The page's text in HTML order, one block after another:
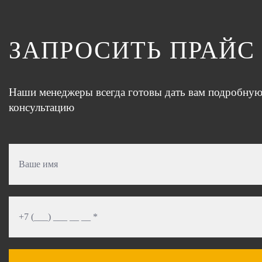
ЗАПРОСИТЬ ПРАЙС
Наши менеджеры всегда готовы дать вам подробную
консультацию